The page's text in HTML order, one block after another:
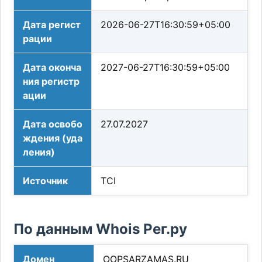
Дата регист
рации
2026-06-27T16:30:59+05:00
Дата оконча
ния регистр
ации
2027-06-27T16:30:59+05:00
Дата освобо
ждения (уда
ления)
27.07.2027
Источник TCI
По данным Whois Рег.ру
Домен OOPSARZAMAS.RU